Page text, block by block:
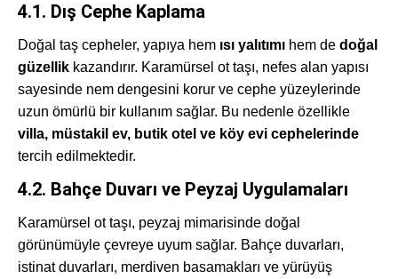
4.1. Dış Cephe Kaplama
Doğal taş cepheler, yapıya hem ısı yalıtımı hem de doğal
güzellik kazandırır. Karamürsel ot taşı, nefes alan yapısı
sayesinde nem dengesini korur ve cephe yüzeylerinde
uzun ömürlü bir kullanım sağlar. Bu nedenle özellikle
villa, müstakil ev, butik otel ve köy evi cephelerinde
tercih edilmektedir.
4.2. Bahçe Duvarı ve Peyzaj Uygulamaları
Karamürsel ot taşı, peyzaj mimarisinde doğal
görünümüyle çevreye uyum sağlar. Bahçe duvarları,
istinat duvarları, merdiven basamakları ve yürüyüş